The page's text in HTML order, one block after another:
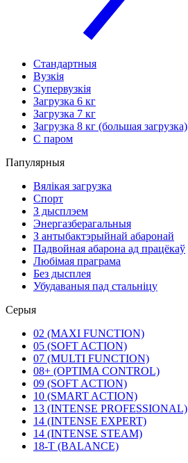
Стандартныя
Вузкія
Супервузкія
Загрузка 6 кг
Загрузка 7 кг
Загрузка 8 кг (большая загрузка)
С паром
Папулярныя
Вялікая загрузка
Спорт
З дысплэем
Энергазберагальныя
З антыбактэрыйнай абаронай
Падвойная абарона ад працёкаў
Любімая праграма
Без дысплея
Убудаваныя пад стальніцу
Серыя
02 (MAXI FUNCTION)
05 (SOFT ACTION)
07 (MULTI FUNCTION)
08+ (OPTIMA CONTROL)
09 (SOFT ACTION)
10 (SMART ACTION)
13 (INTENSE PROFESSIONAL)
14 (INTENSE EXPERT)
14 (INTENSE STEAM)
18-T (BALANCE)